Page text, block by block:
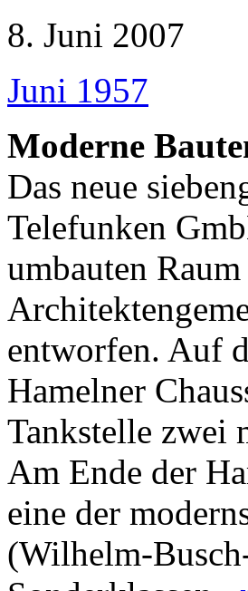
8. Juni 2007
Juni 1957
Moderne
Das neue
Telefunken
umbauten
entworfen. Auf
Hamelner
Tankstelle zwei
Am Ende der
eine der
(Wilhelm-